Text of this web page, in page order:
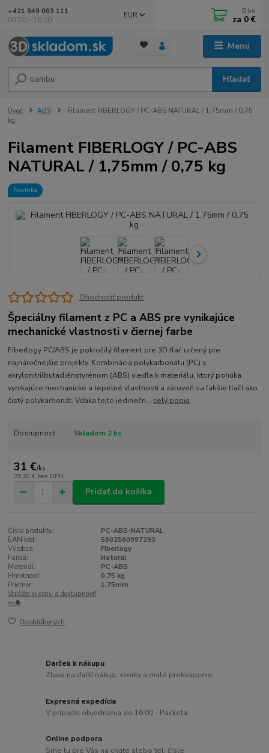
Menu
EUR
Hľadať
+421 949 003 111
09:00 - 16:00
0 ks
za 0 €
Úvod ABS
Filament FIBERLOGY / PC-ABS NATURAL / 1,75mm / 0,75
kg
Filament FIBERLOGY / PC-ABS
NATURAL / 1,75mm / 0,75 kg
Novinka
Ohodnotiť produkt
Špeciálny filament z PC a ABS pre vynikajúce
mechanické vlastnosti v čiernej farbe
Fiberlogy PC/ABS je pokročilý filament pre 3D tlač určený pre
najnáročnejšie projekty. Kombinácia polykarbonátu (PC) s
akrylonitrilbutadiénstyrénom (ABS) viedla k materiálu, ktorý ponúka
vynikajúce mechanické a tepelné vlastnosti a zároveň sa ľahšie tlačí ako
čistý polykarbonát. Vďaka tejto jedinečn... celý popis
Dostupnosť Skladom 2 ks
31 €/ks
25,20 € bez DPH
Pridať do košíka
Číslo produktu:
PC-ABS-NATURAL
EAN kód:
5902560997293
Výrobca:
Fiberlogy
Farba:
Natural
Materiál:
PC-ABS
Hmotnosť:
0,75 kg
Priemer:
1,75mm
Strážte si cenu a dostupnosť!
👀🔔
Do obľúbených
Darček k nákupu
Zľava na ďalší nákup, vzorky a malé prekvapenie
Expresná expedícia
V prípade objednania do 16:00 - Packeta
Online podpora
Sme tu pre Vás na chate alebo tel. čísle